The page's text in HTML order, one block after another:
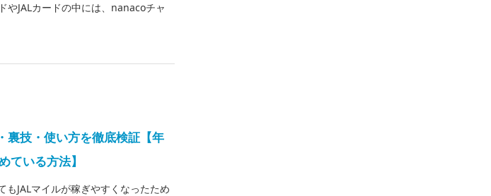
やJALカードの中には、nanacoチャ
裏技・使い方を徹底検証【年
ている方法】
もJALマイルが稼ぎやすくなったため